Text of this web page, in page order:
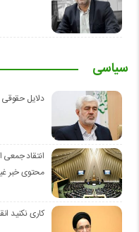
سیاسی
دلایل
انتقاد جمعی
محتوی خبر
کاری نکنید